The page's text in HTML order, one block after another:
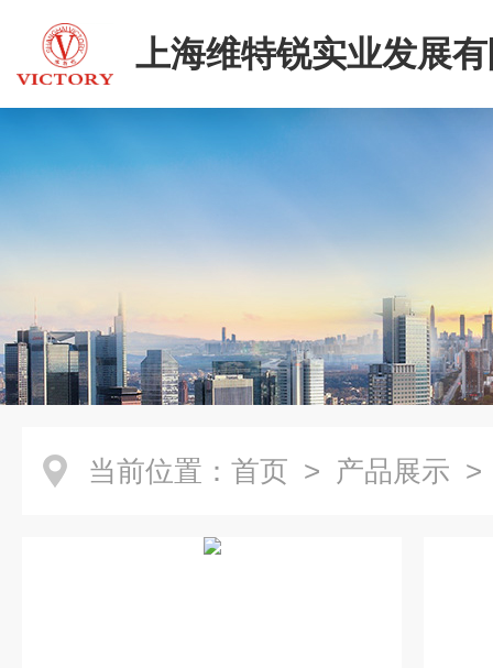
上海维特锐实业发展
当前位置： 首页 > 产品展示